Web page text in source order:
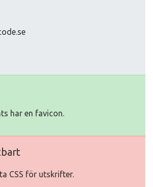
har en favicon.
CSS för utskrifter.